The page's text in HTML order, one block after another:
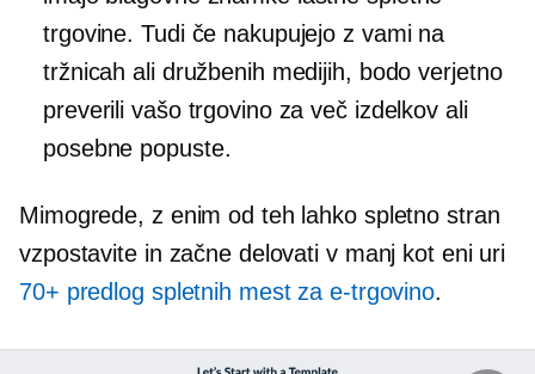
trgovine. Tudi če nakupujejo z vami na
tržnicah ali družbenih medijih, bodo verjetno
preverili vašo trgovino za več izdelkov ali
posebne popuste.
Mimogrede, z enim od teh lahko spletno stran
vzpostavite in začne delovati v manj kot eni uri
70+ predlog spletnih mest za e-trgovino.